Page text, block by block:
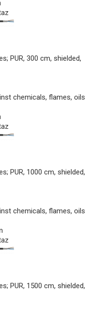
PUR, 300 cm, shielded,
chemicals, flames, oils
PUR, 1000 cm, shielded,
chemicals, flames, oils
PUR, 1500 cm, shielded,